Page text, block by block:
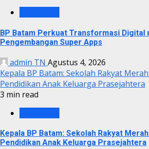
BP Batam Perkuat Transformasi Digital
Pengembangan Super Apps
admin TN Agustus 4, 2026
Kepala BP Batam: Sekolah Rakyat
Pendidikan Anak Keluarga Prasejahtera
3 min read
Kepala BP Batam: Sekolah Rakyat
Pendidikan Anak Keluarga Prasejahtera